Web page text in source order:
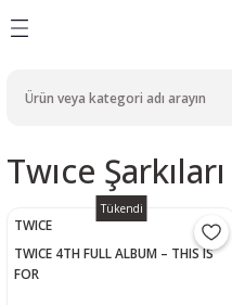
Twıce Şarkıları
Tükendi
TWICE
TWICE 4TH FULL ALBUM – THIS IS
FOR